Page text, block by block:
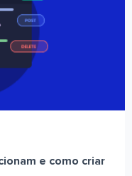
e como criar